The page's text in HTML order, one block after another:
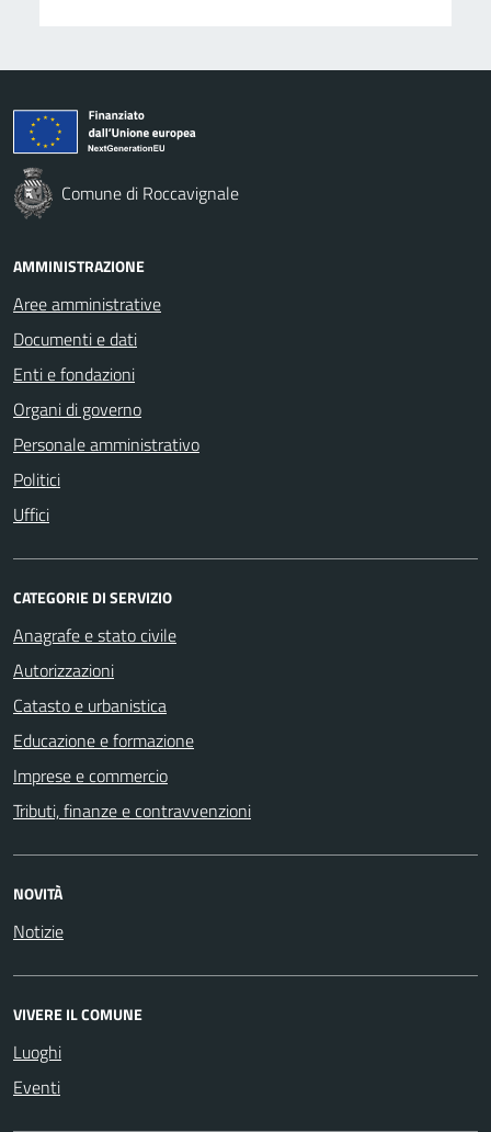
Comune di Roccavignale
AMMINISTRAZIONE
Aree amministrative
Documenti e dati
Enti e fondazioni
Organi di governo
Personale amministrativo
Politici
Uffici
CATEGORIE DI SERVIZIO
Anagrafe e stato civile
Autorizzazioni
Catasto e urbanistica
Educazione e formazione
Imprese e commercio
Tributi, finanze e contravvenzioni
NOVITÀ
Notizie
VIVERE IL COMUNE
Luoghi
Eventi